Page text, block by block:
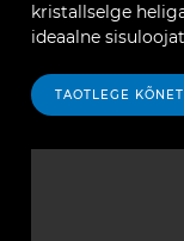
kristallselge
ideaalne
TAOTLEGE KÕNET